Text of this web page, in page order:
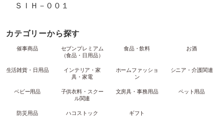
ＳＩＨ－００１
カテゴリーから探す
催事商品
セブンプレミアム
（食品・日用品）
食品・飲料 お酒
生活雑貨・日用品
インテリア・家
具・家電
ホームファッショ
ン
シニア・介護関連
ベビー用品
子供衣料・スクー
ル関連
文房具・事務用品 ペット用品
防災用品 ハコストック ギフト